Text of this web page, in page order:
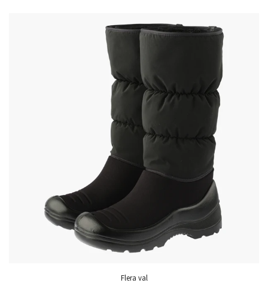
Flera val